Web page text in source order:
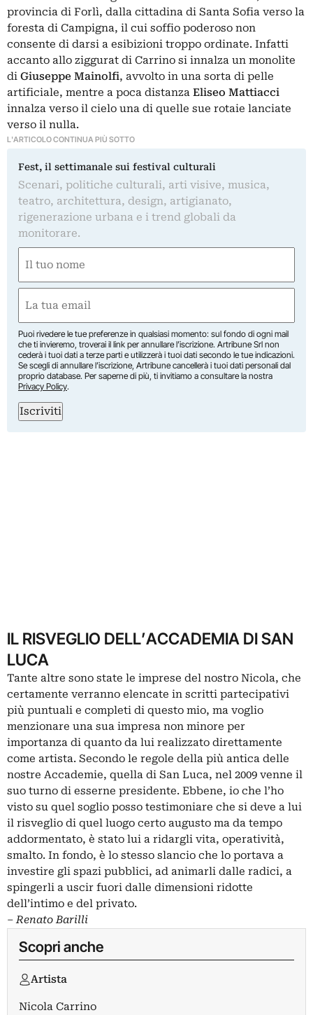
provincia di Forlì, dalla cittadina di Santa Sofia verso la
foresta di Campigna, il cui soffio poderoso non
consente di darsi a esibizioni troppo ordinate. Infatti
accanto allo ziggurat di Carrino si innalza un monolite
di Giuseppe Mainolfi, avvolto in una sorta di pelle
artificiale, mentre a poca distanza Eliseo Mattiacci
innalza verso il cielo una di quelle sue rotaie lanciate
verso il nulla.
L'ARTICOLO CONTINUA PIÙ SOTTO
Fest, il settimanale sui festival culturali
Scenari, politiche culturali, arti visive, musica,
teatro, architettura, design, artigianato,
rigenerazione urbana e i trend globali da
monitorare.
(Obbligatorio)
Nome
(Obbligatorio)
Puoi rivedere le tue preferenze in qualsiasi momento: sul fondo di ogni mail
che ti invieremo, troverai il link per annullare l’iscrizione. Artribune Srl non
cederà i tuoi dati a terze parti e utilizzerà i tuoi dati secondo le tue indicazioni.
Se scegli di annullare l’iscrizione, Artribune cancellerà i tuoi dati personali dal
proprio database. Per saperne di più, ti invitiamo a consultare la nostra
Privacy Policy.
Iscriviti
IL RISVEGLIO DELL’ACCADEMIA DI SAN
LUCA
Tante altre sono state le imprese del nostro Nicola, che
certamente verranno elencate in scritti partecipativi
più puntuali e completi di questo mio, ma voglio
menzionare una sua impresa non minore per
importanza di quanto da lui realizzato direttamente
come artista. Secondo le regole della più antica delle
nostre Accademie, quella di San Luca, nel 2009 venne il
suo turno di esserne presidente. Ebbene, io che l’ho
visto su quel soglio posso testimoniare che si deve a lui
il risveglio di quel luogo certo augusto ma da tempo
addormentato, è stato lui a ridargli vita, operatività,
smalto. In fondo, è lo stesso slancio che lo portava a
investire gli spazi pubblici, ad animarli dalle radici, a
spingerli a uscir fuori dalle dimensioni ridotte
dell’intimo e del privato.
‒Renato Barilli
Scopri anche
Artista
Nicola Carrino